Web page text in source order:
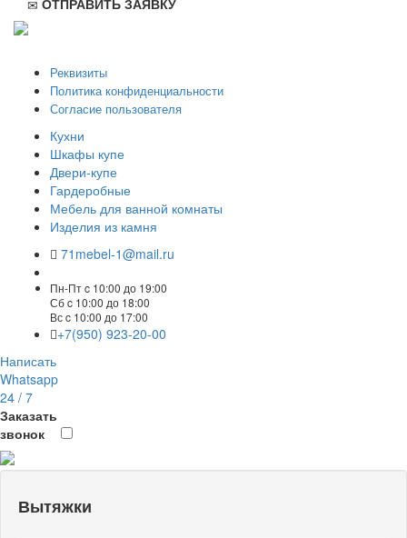
Реквизиты
Политика конфиденциальности
Согласие пользователя
Кухни
Шкафы купе
Двери-купе
Гардеробные
Мебель для ванной комнаты
Изделия из камня
71mebel-1@mail.ru
Пн-Пт c 10:00 до 19:00
Сб c 10:00 до 18:00
Вс c 10:00 до 17:00
+7(950) 923-20-00
Написать
Whatsapp
24 / 7
Заказать
звонок
Вытяжки